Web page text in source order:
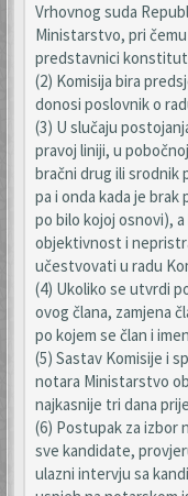
Vrhovnog suda
Ministarstvo, pri
predstavnici
(2) Komisija bira
donosi poslovnik o
(3) U slučaju
pravoj liniji, u
bračni drug ili srodnik
pa i onda kada je
po bilo kojoj osnovi),
objektivnost i
učestvovati u radu
(4) Ukoliko se utvrdi
ovog člana, zamjena
po kojem se član i
(5) Sastav Komisije i
notara Ministarstvo
najkasnije tri dana
(6) Postupak za izbor
sve kandidate,
ulazni intervju sa